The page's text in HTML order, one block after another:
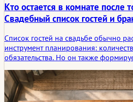
Кто остается в комнате после
Свадебный список гостей и
Список гостей на свадьбе обычно
инструмент планирования:
обязательства. Но он также
рассматривается, как выбор того,
брака, влияет не только на сам
реальность, которая начинается